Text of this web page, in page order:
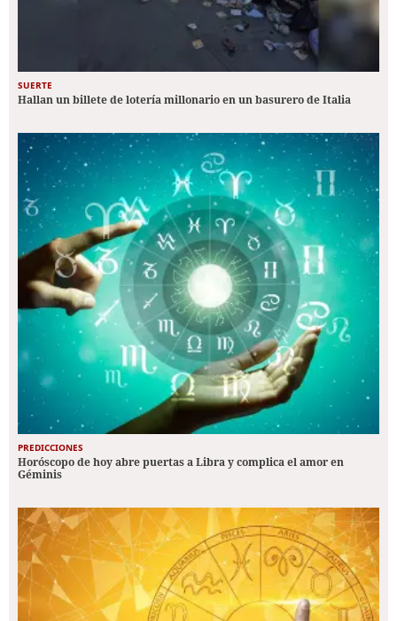
SUERTE
Hallan un billete de lotería millonario en un basurero de Italia
PREDICCIONES
Horóscopo de hoy abre puertas a Libra y complica el amor en
Géminis